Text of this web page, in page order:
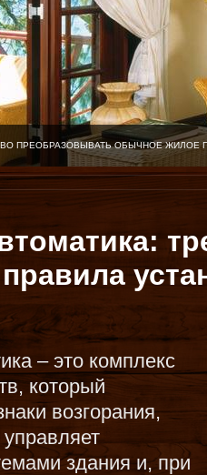
ПРЕОБРАЗОВЫВАТЬ ОБЫЧНОЕ
– это комплекс
который
возгорания,
здания и, при